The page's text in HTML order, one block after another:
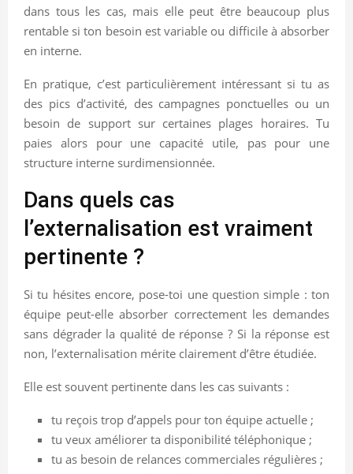
dans tous les cas, mais elle peut être beaucoup plus
rentable si ton besoin est variable ou difficile à absorber
en interne.
En pratique, c’est particulièrement intéressant si tu as
des pics d’activité, des campagnes ponctuelles ou un
besoin de support sur certaines plages horaires. Tu
paies alors pour une capacité utile, pas pour une
structure interne surdimensionnée.
Dans quels cas
l’externalisation est vraiment
pertinente ?
Si tu hésites encore, pose-toi une question simple : ton
équipe peut-elle absorber correctement les demandes
sans dégrader la qualité de réponse ? Si la réponse est
non, l’externalisation mérite clairement d’être étudiée.
Elle est souvent pertinente dans les cas suivants :
tu reçois trop d’appels pour ton équipe actuelle ;
tu veux améliorer ta disponibilité téléphonique ;
tu as besoin de relances commerciales régulières ;